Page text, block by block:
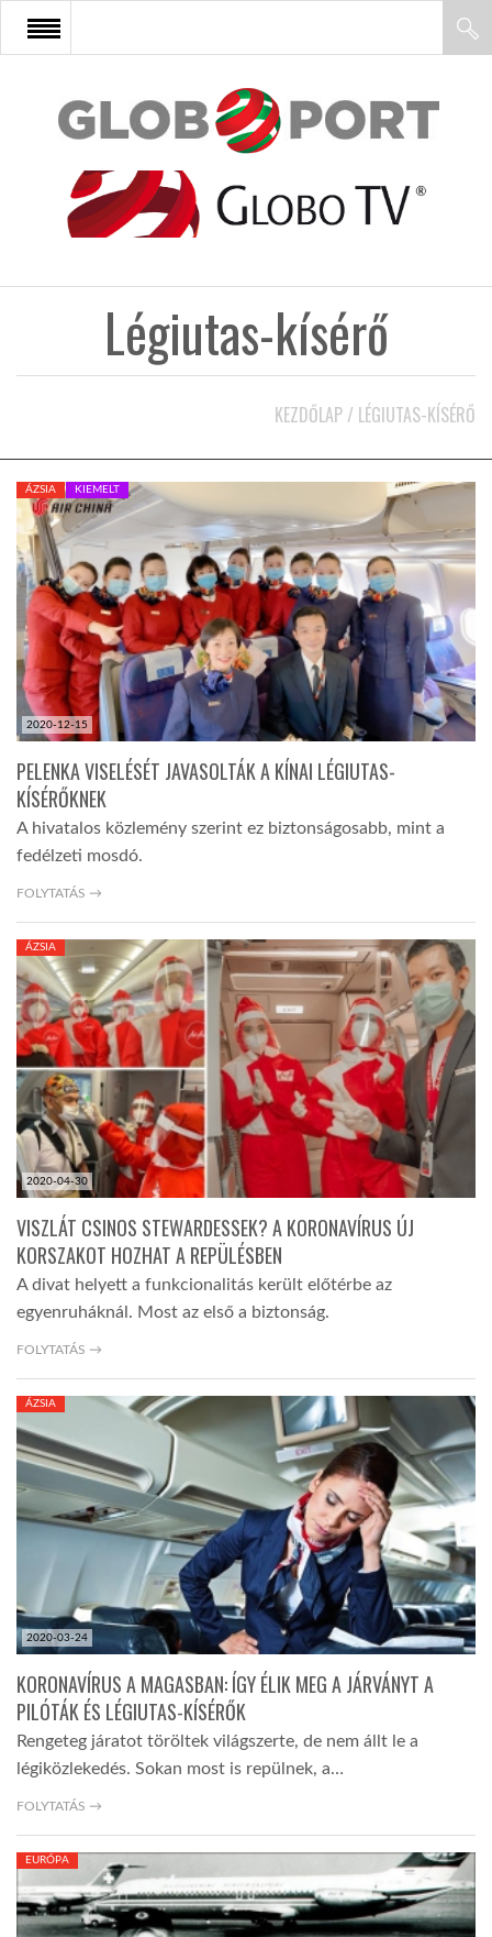
FŐOLDAL
AFRIKA
KÖZEL-KELET
AUSZTRÁLIA
A VILÁG ITTHON
GLOBOTV BP
HÍR3D
TROPICALMAGAZIN
GLOBOTV
AFRIKA TUDÁSTÁR
LINKTR.EE
GLOBOZSARU
DOBRAVERO.HU
LATIMO.HU
GLOBOBOOK
Légiutas-kísérő
KEZDŐLAP / LÉGIUTAS-KÍSÉRŐ
2020-12-15
ÁZSIA KIEMELT
PELENKA VISELÉSÉT JAVASOLTÁK A KÍNAI LÉGIUTAS-
KÍSÉRŐKNEK
A hivatalos közlemény szerint ez biztonságosabb, mint a
fedélzeti mosdó.
FOLYTATÁS →
2020-04-30
ÁZSIA
VISZLÁT CSINOS STEWARDESSEK? A KORONAVÍRUS ÚJ
KORSZAKOT HOZHAT A REPÜLÉSBEN
A divat helyett a funkcionalitás került előtérbe az
egyenruháknál. Most az első a biztonság.
FOLYTATÁS →
2020-03-24
ÁZSIA
KORONAVÍRUS A MAGASBAN: ÍGY ÉLIK MEG A JÁRVÁNYT A
PILÓTÁK ÉS LÉGIUTAS-KÍSÉRŐK
Rengeteg járatot töröltek világszerte, de nem állt le a
légiközlekedés. Sokan most is repülnek, a…
FOLYTATÁS →
EURÓPA